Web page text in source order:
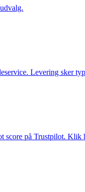
Levering sker
på Trustpilot. Klik